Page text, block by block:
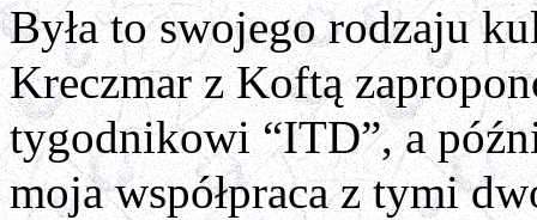
Była to swojego rodzaju
Kreczmar z Koftą
tygodnikowi “ITD”, a
moja współpraca z tymi